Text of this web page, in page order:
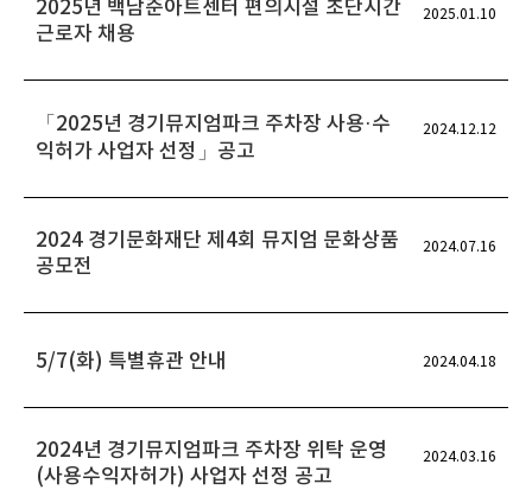
2025년 백남준아트센터 편의시설 초단시간
근로자 채용
2025.01.10
「2025년 경기뮤지엄파크 주차장 사용·수
익허가 사업자 선정」공고
2024.12.12
2024 경기문화재단 제4회 뮤지엄 문화상품
공모전
2024.07.16
5/7(화) 특별휴관 안내 2024.04.18
2024년 경기뮤지엄파크 주차장 위탁 운영
(사용수익자허가) 사업자 선정 공고
2024.03.16